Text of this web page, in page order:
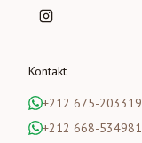
Kontakt
+212 675-203319
+212 668-534981